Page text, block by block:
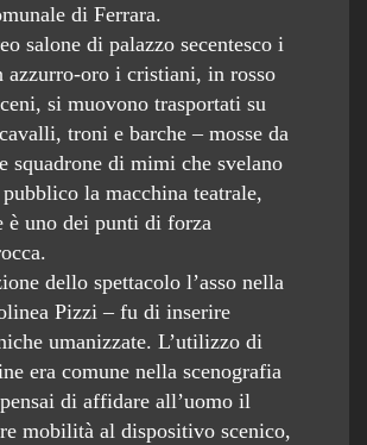
di Ferrara.
salone di palazzo secentesco i
azzurro-oro i cristiani, in rosso
si muovono trasportati su
troni e barche – mosse da
squadrone di mimi che svelano
la macchina teatrale,
è uno dei punti di forza
dello spettacolo l’asso nella
Pizzi – fu di inserire
umanizzate. L’utilizzo di
era comune nella scenografia
di affidare all’uomo il
mobilità al dispositivo scenico,